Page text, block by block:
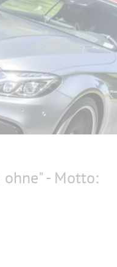
ohne" - Motto: